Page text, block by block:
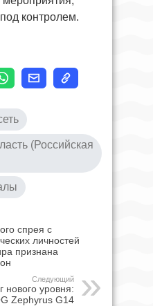
контролем.
(Российская
спрея с
личностей
признана
Следующий
нового уровня:
Zephyrus G14